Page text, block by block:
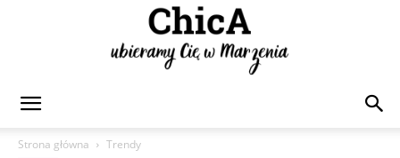
Strona główna
Trendy